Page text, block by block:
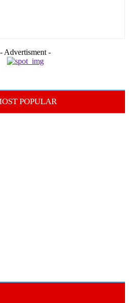
- Advertisment -
POPULAR